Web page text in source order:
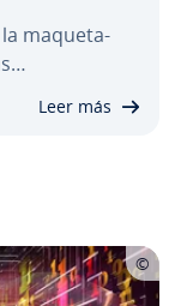
la ma­que­ta­
Leer más